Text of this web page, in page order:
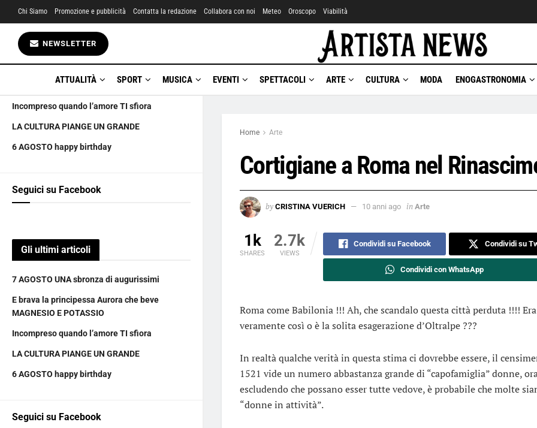
Gli ultimi articoli
7 AGOSTO UNA sbronza di augurissimi
E brava la principessa Aurora che beve
MAGNESIO E POTASSIO
Incompreso quando l’amore TI sfiora
LA CULTURA PIANGE UN GRANDE
6 AGOSTO happy birthday
Seguici su Facebook
Gli ultimi articoli
7 AGOSTO UNA sbronza di augurissimi
E brava la principessa Aurora che beve
MAGNESIO E POTASSIO
Incompreso quando l’amore TI sfiora
LA CULTURA PIANGE UN GRANDE
6 AGOSTO happy birthday
Seguici su Facebook
Chi Siamo Promozione e pubblicità Contatta la redazione Collabora con noi Meteo Oroscopo Viabilità
NEWSLETTER
ATTUALITÀ SPORT MUSICA EVENTI SPETTACOLI ARTE CULTURA MODA ENOGASTRONOMIA
Home Arte
Cortigiane a Roma nel
by CRISTINA VUERICH 10 anni ago in Arte
1k
SHARES
2.7k
VIEWS
Condividi su Facebook Condividi su
Condividi con WhatsApp
Roma come Babilonia !!! Ah, che scandalo questa città perduta !!!! Era
veramente così o è la solita esagerazione d’Oltralpe ???
In realtà qualche verità in questa stima ci dovrebbe essere, il
1521 vide un numero abbastanza grande di “capofamiglia” donne,
escludendo che possano esser tutte vedove, è probabile che molte
“donne in attività”.